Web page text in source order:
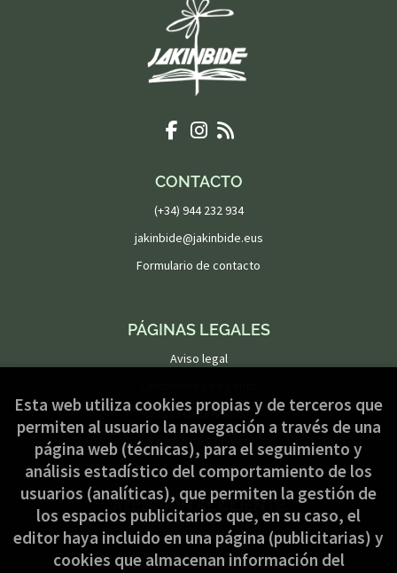
CONTACTO
(+34) 944 232 934
jakinbide@jakinbide.eus
Formulario de contacto
PÁGINAS LEGALES
Aviso legal
Política de privacidad
Política de Cookies
ATENCIÓN AL CLIENTE
Quiénes somos
Pedidos especiales
Esta web utiliza cookies propias y de terceros que
permiten al usuario la navegación a través de una
página web (técnicas), para el seguimiento y
análisis estadístico del comportamiento de los
usuarios (analíticas), que permiten la gestión de
los espacios publicitarios que, en su caso, el
editor haya incluido en una página (publicitarias) y
cookies que almacenan información del